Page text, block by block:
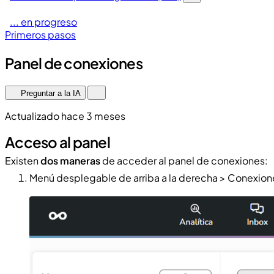
... en progreso
Primeros pasos
Panel de conexiones
Preguntar a la IA
Actualizado hace 3 meses
Acceso al panel
Existendos manerasde acceder al panel de conexiones:
Menú desplegable de arriba a la derecha >